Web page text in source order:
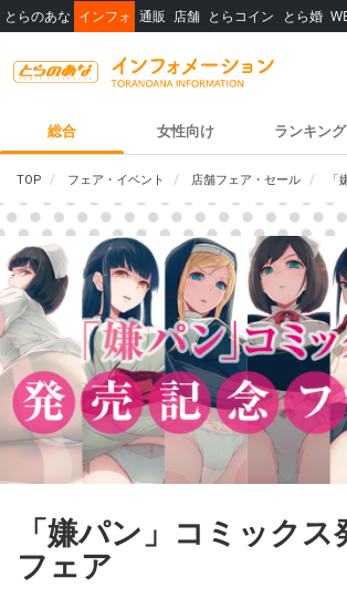
とらのあな インフォ 通販 店舗 とらコイン とら婚
総合 女性向け ランキング
TOP フェア・イベント 店舗フェア・セール
「嫌パン」コミックス
フェア